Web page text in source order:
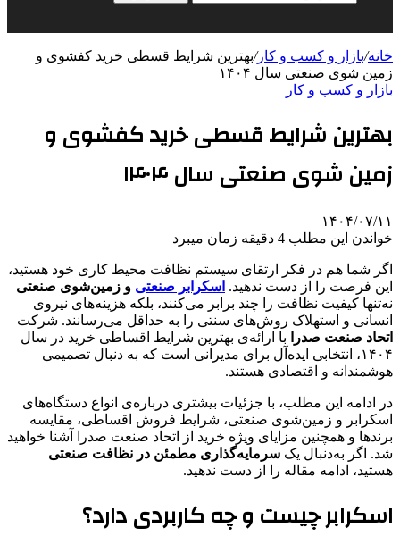
خانه/بازار و کسب و کار/بهترین شرایط قسطی خرید کفشوی و
زمین شوی صنعتی سال ۱۴۰۴
بازار و کسب و کار
بهترین شرایط قسطی خرید کفشوی و
زمین شوی صنعتی سال ۱۴۰۴
۱۴۰۴/۰۷/۱۱
خواندن این مطلب 4 دقیقه زمان میبرد
اگر شما هم در فکر ارتقای سیستم نظافت محیط کاری خود هستید،
این فرصت را از دست ندهید. اسکرابر صنعتی و زمین‌شوی صنعتی
نه‌تنها کیفیت نظافت را چند برابر می‌کنند، بلکه هزینه‌های نیروی
انسانی و استهلاک روش‌های سنتی را به حداقل می‌رسانند. شرکت
اتحاد صنعت صدرا
با ارائه‌ی بهترین شرایط اقساطی خرید در سال
۱۴۰۴، انتخابی ایده‌آل برای مدیرانی است که به دنبال تصمیمی
هوشمندانه و اقتصادی هستند.
در ادامه این مطلب، با جزئیات بیشتری درباره‌ی انواع دستگاه‌های
اسکرابر و زمین‌شوی صنعتی، شرایط فروش اقساطی، مقایسه
برندها و همچنین مزایای ویژه خرید از اتحاد صنعت صدرا آشنا خواهید
شد. اگر به‌دنبال یک سرمایه‌گذاری مطمئن در نظافت صنعتی
هستید، ادامه مقاله را از دست ندهید.
اسکرابر چیست و چه کاربردی دارد؟